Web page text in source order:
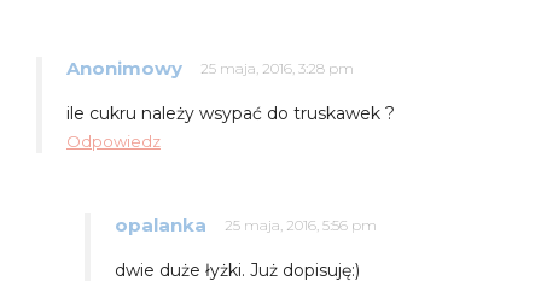
Anonimowy 25 maja, 2016, 3:28 pm
ile cukru należy wsypać do truskawek ?
Odpowiedz
opalanka 25 maja, 2016, 5:56 pm
dwie duże łyżki. Już dopisuję:)